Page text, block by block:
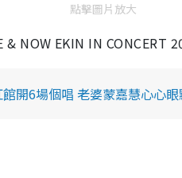
點擊圖片放大
NOW EKIN IN CONCERT
開6場個唱 老婆蒙嘉慧心心